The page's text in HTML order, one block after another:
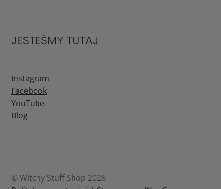
JESTEŚMY TUTAJ
Instagram
Facebook
YouTube
Blog
© Witchy Stuff Shop 2026